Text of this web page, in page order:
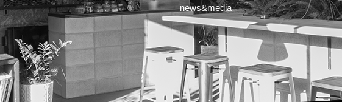
news&media